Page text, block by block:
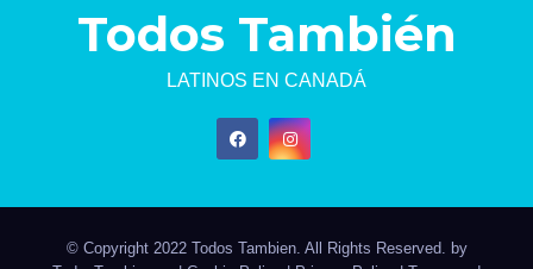
Todos También
LATINOS EN CANADÁ
© Copyright 2022 Todos Tambien. All Rights Reserved. by